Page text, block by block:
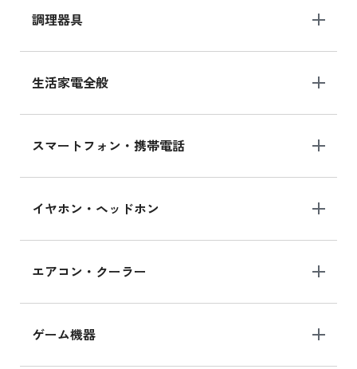
調理器具
生活家電全般
スマートフォン・携帯電話
イヤホン・ヘッドホン
エアコン・クーラー
ゲーム機器